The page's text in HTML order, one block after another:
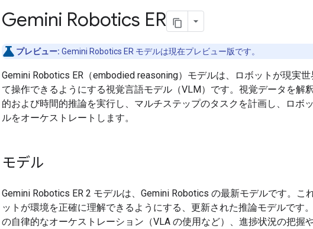
Gemini Robotics ER
プレビュー: Gemini Robotics ER モデルは現在プレビュー版です。
Gemini Robotics ER（embodied reasoning）モデルは、ロボットが現実世
て操作できるようにする視覚言語モデル（VLM）です。視覚データを解
的および時間的推論を実行し、マルチステップのタスクを計画し、ロボ
ルをオーケストレートします。
モデル
Gemini Robotics ER 2 モデルは、Gemini Robotics の最新モデルです。こ
ットが環境を正確に理解できるようにする、更新された推論モデルです
の自律的なオーケストレーション（VLA の使用など）、進捗状況の把握